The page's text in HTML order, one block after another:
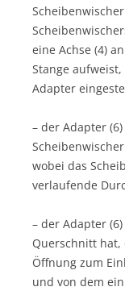
eine Achse (4)
Stange
Adapter
– der Adapter
wobei das
verlaufende
– der Adapter
Querschnitt hat,
Öffnung zum
und von dem